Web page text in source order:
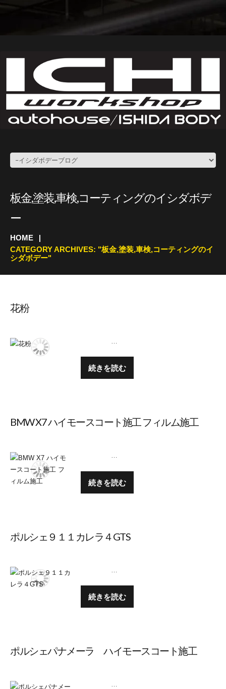
板金,塗装,車検,コーティングのイシダボデ
ー
HOME
CATEGORY ARCHIVES: "板金,塗装,車検,コーティングのイ
シダボデー"
花粉
続きを読む
BMW X7 ハイモースコート施工 フィルム施工
…
続きを読む
ポルシェ９１１カレラ４GTS
続きを読む
ポルシェパナメーラ ハイモースコート施工
…